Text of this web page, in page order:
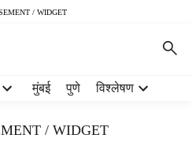
/ WIDGET
मुंबई पुणे विश्लेषण
/ WIDGET